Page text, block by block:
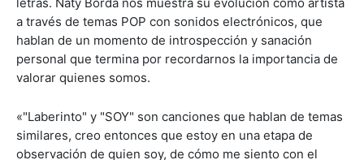
a través de temas POP con sonidos electrónicos, que
hablan de un momento de introspección y sanación
personal que termina por recordarnos la importancia de
valorar quienes somos.
«"Laberinto" y "SOY" son canciones que hablan de temas
similares, creo entonces que estoy en una etapa de
observación de quien soy, de cómo me siento con el